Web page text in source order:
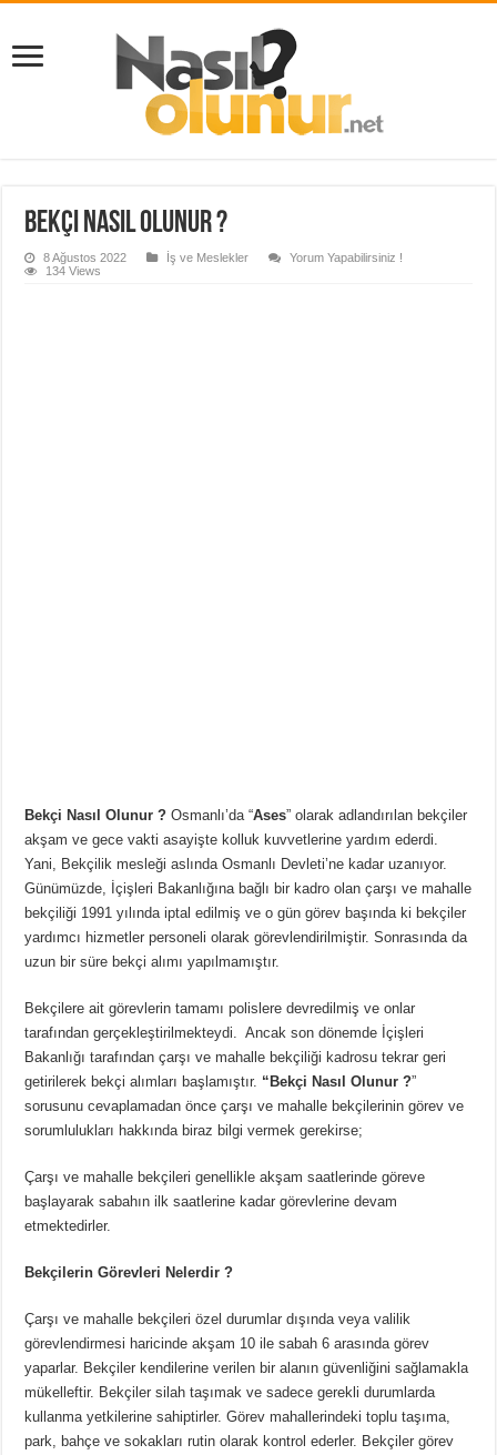
Bekçi Nasıl Olunur ?
8 Ağustos 2022 İş ve Meslekler
Yorum Yapabilirsiniz !
134 Views
Bekçi Nasıl Olunur ?Osmanlı’da “Ases” olarak adlandırılan bekçiler
akşam ve gece vakti asayişte kolluk kuvvetlerine yardım ederdi.
Yani, Bekçilik mesleği aslında Osmanlı Devleti’ne kadar uzanıyor.
Günümüzde, İçişleri Bakanlığına bağlı bir kadro olan çarşı ve mahalle
bekçiliği 1991 yılında iptal edilmiş ve o gün görev başında ki bekçiler
yardımcı hizmetler personeli olarak görevlendirilmiştir. Sonrasında da
uzun bir süre bekçi alımı yapılmamıştır.
Bekçilere ait görevlerin tamamı polislere devredilmiş ve onlar
tarafından gerçekleştirilmekteydi. Ancak son dönemde İçişleri
Bakanlığı tarafından çarşı ve mahalle bekçiliği kadrosu tekrar geri
getirilerek bekçi alımları başlamıştır. “Bekçi Nasıl Olunur ?”
sorusunu cevaplamadan önce çarşı ve mahalle bekçilerinin görev ve
sorumlulukları hakkında biraz bilgi vermek gerekirse;
Çarşı ve mahalle bekçileri genellikle akşam saatlerinde göreve
başlayarak sabahın ilk saatlerine kadar görevlerine devam
etmektedirler.
Bekçilerin Görevleri Nelerdir ?
Çarşı ve mahalle bekçileri özel durumlar dışında veya valilik
görevlendirmesi haricinde akşam 10 ile sabah 6 arasında görev
yaparlar. Bekçiler kendilerine verilen bir alanın güvenliğini sağlamakla
mükelleftir. Bekçiler silah taşımak ve sadece gerekli durumlarda
kullanma yetkilerine sahiptirler. Görev mahallerindeki toplu taşıma,
park, bahçe ve sokakları rutin olarak kontrol ederler. Bekçiler görev